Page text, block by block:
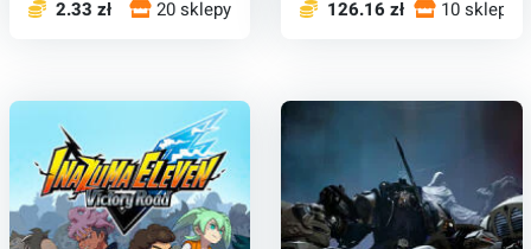
2.33 zł 20 sklepy 126.16 zł 10 sklepy